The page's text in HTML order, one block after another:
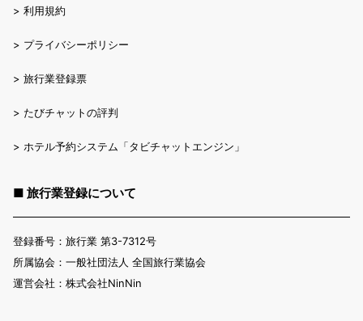
> 利用規約
> プライバシーポリシー
> 旅行業登録票
> たびチャットの評判
> ホテル予約システム「タビチャットエンジン」
■ 旅行業登録について
登録番号：旅行業 第3-7312号
所属協会：一般社団法人 全国旅行業協会
運営会社：株式会社NinNin